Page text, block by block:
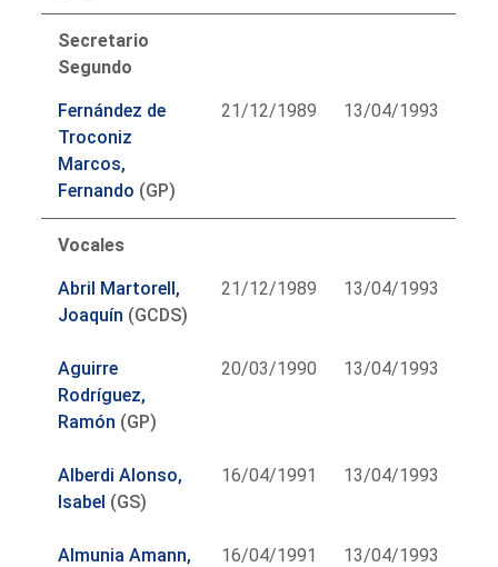
Secretario
Segundo
Fernández de
Troconiz
Marcos,
Fernando (GP)
21/12/1989 13/04/1993
Vocales
Abril Martorell,
Joaquín (GCDS)
21/12/1989 13/04/1993
Aguirre
Rodríguez,
Ramón (GP)
20/03/1990 13/04/1993
Alberdi Alonso,
Isabel (GS)
16/04/1991 13/04/1993
Almunia Amann,
16/04/1991 13/04/1993